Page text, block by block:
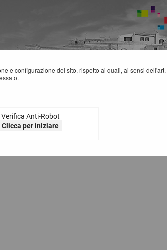
e configurazione del sito, rispetto ai quali, ai sensi
Verifica Anti-Robot
Clicca per iniziare